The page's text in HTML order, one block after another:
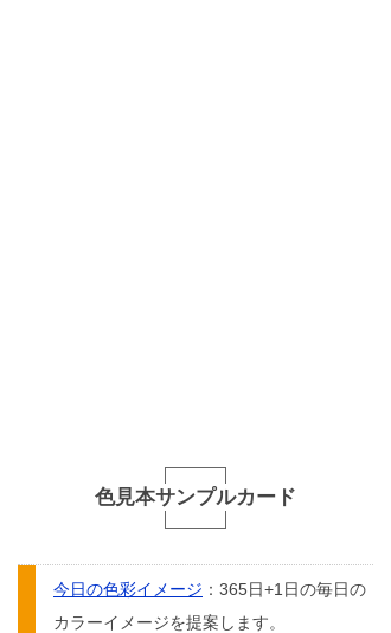
色見本サンプルカード
今日の色彩イメージ ：365日+1日の毎日の
カラーイメージを提案します。